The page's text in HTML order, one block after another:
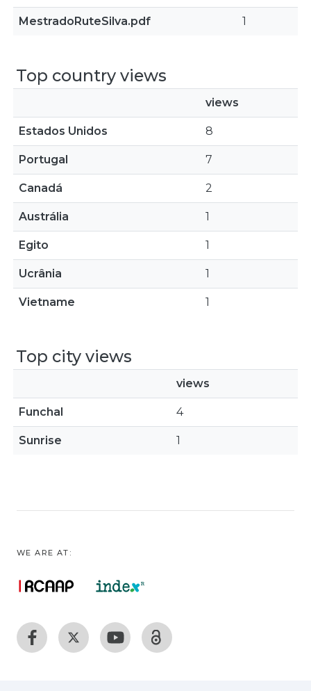
MestradoRuteSilva.pdf 1
Top country views
views
Estados Unidos 8
Portugal 7
Canadá 2
Austrália 1
Egito 1
Ucrânia 1
Vietname 1
Top city views
views
Funchal 4
Sunrise 1
WE ARE AT: